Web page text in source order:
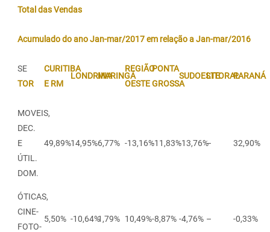
Total das Vendas
Acumulado do ano Jan-mar/2017 em relação a Jan-mar/2016
SE
TOR
CURITIBA
E RM
LONDRINAMARINGÁ
REGIÃO
OESTE
PONTA
GROSSA
SUDOESTELITORALPARANÁ
MOVEIS,
DEC.
E
ÚTIL.
DOM.
49,89%14,95%6,77% -13,16%-11,83%-13,76%– 32,90%
ÓTICAS,
CINE-
FOTO-
5,50% -10,64%1,79% 10,49%-8,87% -4,76% – -0,33%